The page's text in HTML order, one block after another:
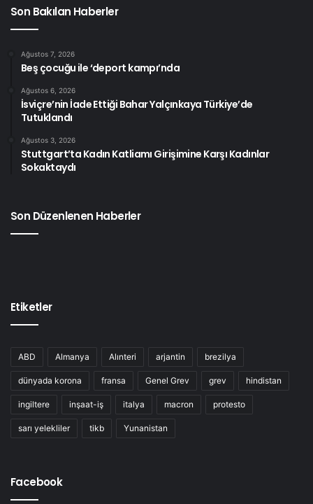
Son Bakılan Haberler
Ağustos 7, 2026
Beş çocuğu ile ‘deport kampı’nda
Ağustos 6, 2026
İsviçre’nin İade Ettiği Bahar Yalçınkaya Türkiye’de
Tutuklandı
Ağustos 3, 2026
Stuttgart’ta Kadın Katliamı Girişimine Karşı Kadınlar
Sokaktaydı
Son Düzenlenen Haberler
Etiketler
ABD Almanya Alınteri arjantin brezilya
dünyada korona fransa Genel Grev grev hindistan
ingiltere inşaat-iş italya macron protesto
sarı yelekliler tikb Yunanistan
Facebook